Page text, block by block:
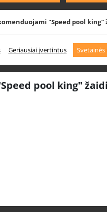
"Speed pool king"
Geriausiai įvertintus
pool king"